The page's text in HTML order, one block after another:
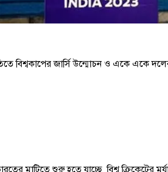
বিশ্বকাপের জার্সি উন্মোচন ও একে একে
মাটিতে শুরু হতে যাচ্ছে বিশ্ব ক্রিকেটের